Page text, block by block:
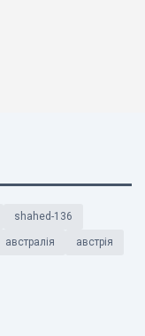
shahed-136
австралія австрія